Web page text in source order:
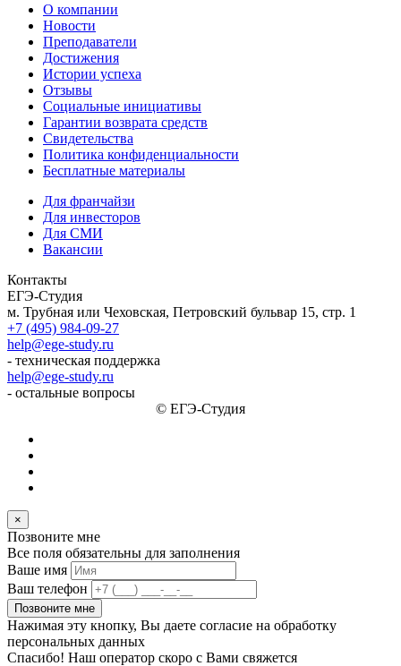
О компании
Новости
Преподаватели
Достижения
Истории успеха
Отзывы
Социальные инициативы
Гарантии возврата средств
Свидетельства
Политика конфиденциальности
Бесплатные материалы
Для франчайзи
Для инвесторов
Для СМИ
Вакансии
Контакты
ЕГЭ-Студия
м. Трубная или Чеховская, Петровский бульвар 15, стр. 1
+7 (495) 984-09-27
help@ege-study.ru
- техническая поддержка
help@ege-study.ru
- остальные вопросы
© ЕГЭ-Студия
×
Позвоните мне
Все поля обязательны для заполнения
Ваше имя
Ваш телефон
Позвоните мне
Нажимая эту кнопку, Вы даете согласие на обработку
персональных данных
Спасибо! Наш оператор скоро с Вами свяжется